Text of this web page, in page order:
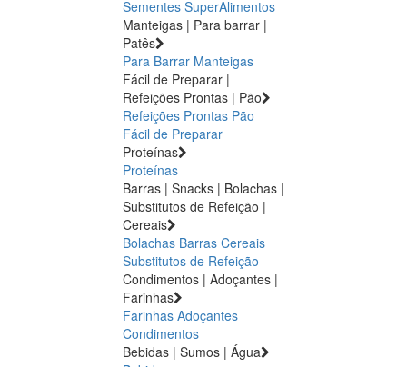
Sementes SuperAlimentos
Manteigas | Para barrar |
Patês
Para Barrar Manteigas
Fácil de Preparar |
Refeições Prontas | Pão
Refeições Prontas Pão
Fácil de Preparar
Proteínas
Proteínas
Barras | Snacks | Bolachas |
Substitutos de Refeição |
Cereais
Bolachas Barras Cereais
Substitutos de Refeição
Condimentos | Adoçantes |
Farinhas
Farinhas Adoçantes
Condimentos
Bebidas | Sumos | Água